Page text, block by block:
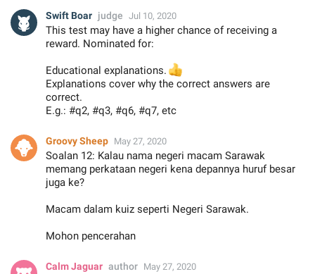
Swift Boar judge Jul 10, 2020
This test may have a higher chance of receiving a
reward. Nominated for:
Educational explanations.
👍
Explanations cover why the correct answers are
correct.
E.g.: #q2, #q3, #q6, #q7, etc
Groovy Sheep May 27, 2020
Soalan 12: Kalau nama negeri macam Sarawak
memang perkataan negeri kena depannya huruf besar
juga ke?
Macam dalam kuiz seperti Negeri Sarawak.
Mohon pencerahan
Calm Jaguar author May 27, 2020